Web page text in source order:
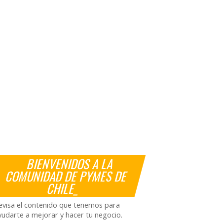
BIENVENIDOS A LA
COMUNIDAD DE PYMES DE
CHILE_
el contenido que tenemos para
a mejorar y hacer tu negocio.